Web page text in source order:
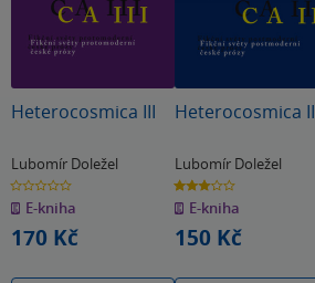
Heterocosmica III
Lubomír Doležel
0.0
z
5
hvězdiček
E-kniha
170 Kč
Heterocosmica II
Lubomír Doležel
3.0
z
5
hvězdiček
E-kniha
150 Kč